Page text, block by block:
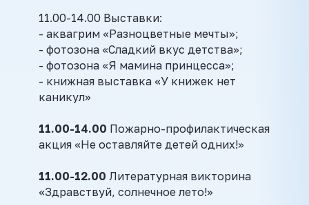
11.00-14.00 Выставки:
- аквагрим «Разноцветные мечты»;
- фотозона «Сладкий вкус детства»;
- фотозона «Я мамина принцесса»;
- книжная выставка «У книжек нет
каникул»
11.00-14.00 Пожарно-профилактическая
акция «Не оставляйте детей одних!»
11.00-12.00 Литературная викторина
«Здравствуй, солнечное лето!»